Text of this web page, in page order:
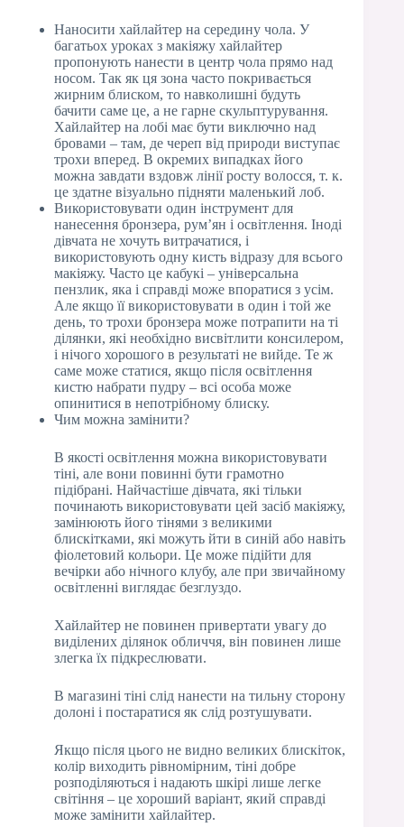
Наносити хайлайтер на середину чола. У
багатьох уроках з макіяжу хайлайтер
пропонують нанести в центр чола прямо над
носом. Так як ця зона часто покривається
жирним блиском, то навколишні будуть
бачити саме це, а не гарне скульптурування.
Хайлайтер на лобі має бути виключно над
бровами – там, де череп від природи виступає
трохи вперед. В окремих випадках його
можна завдати вздовж лінії росту волосся, т. к.
це здатне візуально підняти маленький лоб.
Використовувати один інструмент для
нанесення бронзера, рум’ян і освітлення. Іноді
дівчата не хочуть витрачатися, і
використовують одну кисть відразу для всього
макіяжу. Часто це кабукі – універсальна
пензлик, яка і справді може впоратися з усім.
Але якщо її використовувати в один і той же
день, то трохи бронзера може потрапити на ті
ділянки, які необхідно висвітлити консилером,
і нічого хорошого в результаті не вийде. Те ж
саме може статися, якщо після освітлення
кистю набрати пудру – всі особа може
опинитися в непотрібному блиску.
Чим можна замінити?
В якості освітлення можна використовувати
тіні, але вони повинні бути грамотно
підібрані. Найчастіше дівчата, які тільки
починають використовувати цей засіб макіяжу,
замінюють його тінями з великими
блискітками, які можуть йти в синій або навіть
фіолетовий кольори. Це може підійти для
вечірки або нічного клубу, але при звичайному
освітленні виглядає безглуздо.
Хайлайтер не повинен привертати увагу до
виділених ділянок обличчя, він повинен лише
злегка їх підкреслювати.
В магазині тіні слід нанести на тильну сторону
долоні і постаратися як слід розтушувати.
Якщо після цього не видно великих блискіток,
колір виходить рівномірним, тіні добре
розподіляються і надають шкірі лише легке
світіння – це хороший варіант, який справді
може замінити хайлайтер.